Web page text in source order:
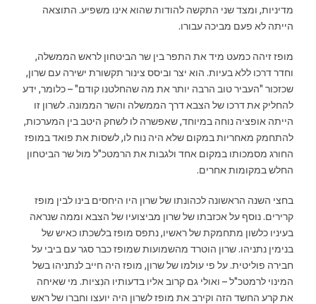
מדיניות, ומצד שני התקשה להודות שהוא אינו משפיע. התוצאה
הייתה לא פעם מביכה עבורו.
מופז זיהה כמעט מיד את התפר בין שר הביטחון לראש הממשלה,
וחדר דרכו ללא בעיות. הוא יצר וביסס צינור תקשורת ישירה עם שרון,
שכזכור "העביר טוב הרבה יותר את מה שהחלטנו קודם" – כלומר, ידע
להחליק את דרכו של הצבא דרך הממשלה והשר הממונה. לשרון זו
הייתה אופציה נוחה במיוחד, שאפשרה לו לשחק היטב בין המערכות,
להתחמק מאחריות במקום שלא היה נוח לו, לשסות את פואד במופז
החורג מסמכותו במקום אחד ולגבות את הרמטכ"ל מול שר הביטחון
החלש במקומות אחרים.
בחצי השנה הראשונה לכהונתו של שרון היו היחסים בינו לבין מופז
קרירים. נוסף על אכזבתו של שרון מביצועיו של הצבא וממה שנראה
בעיניו כלשון מתחמקת של ראשיו, נתפס מופז בלשכתו כאיש של
בנימין נתניהו. שרון הוטרד מהשמועות שמופז כבר סגר עם ביבי על
חבירה פוליטית. על פי עולמו של שרון, מופז היה חייב לנתניהו בשל
המינוי לרמטכ"ל – ואולי גם קרוב אליו בדעותיו הנִציות. מי שאיחה
את קרע החשד הזה וקירב את מופז לשרון היה יועצו וחברו של ראש